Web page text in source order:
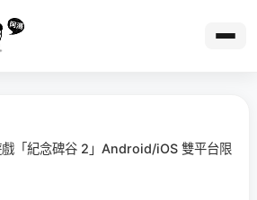
戲「紀念碑谷 2」Android/iOS 雙平台限